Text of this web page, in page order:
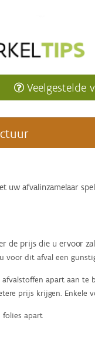
Veelgestelde
uw afvalinzamelaar
de prijs die u ervoor
voor dit afval een
apart aan te
prijs krijgen. Enkele
folies apart